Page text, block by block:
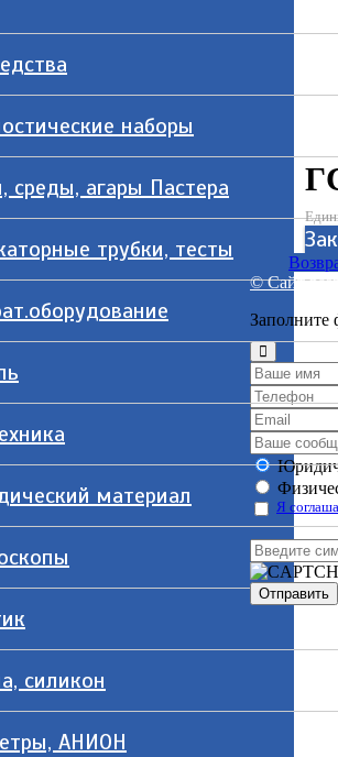
наборы
среды, агары Пастера
трубки, тесты
материал
силикон
АНИОН
© Сайт
Заполните
Я